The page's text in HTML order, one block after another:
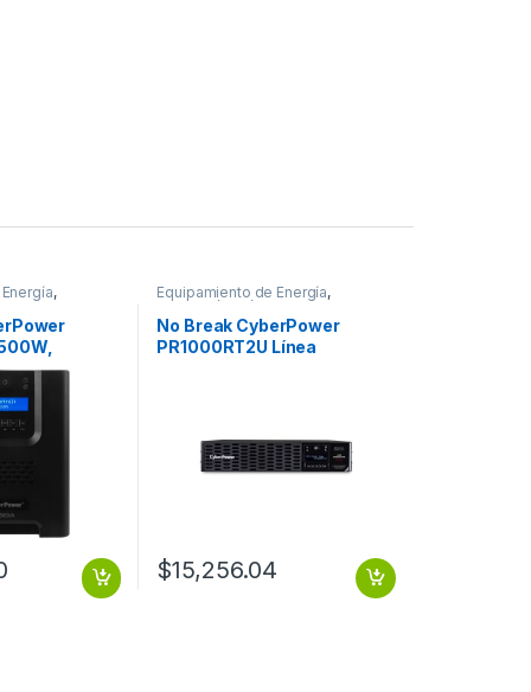
,
75-154V, 8
1050W
TORRE
Equipamiento de Energía,
Protección Eléctrica
No Break CyberPower
PR1000RT2U Línea
SENOIDAL 2U CABLE
$15,256.04